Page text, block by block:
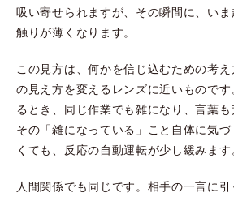
吸い寄せられますが、その瞬間に、い
触りが薄くなります。
この見方は、何かを信じ込むための考
の見え方を変えるレンズに近いもので
るとき、同じ作業でも雑になり、言葉も
その「雑になっている」こと自体に気
くても、反応の自動運転が少し緩みます
人間関係でも同じです。相手の一言に